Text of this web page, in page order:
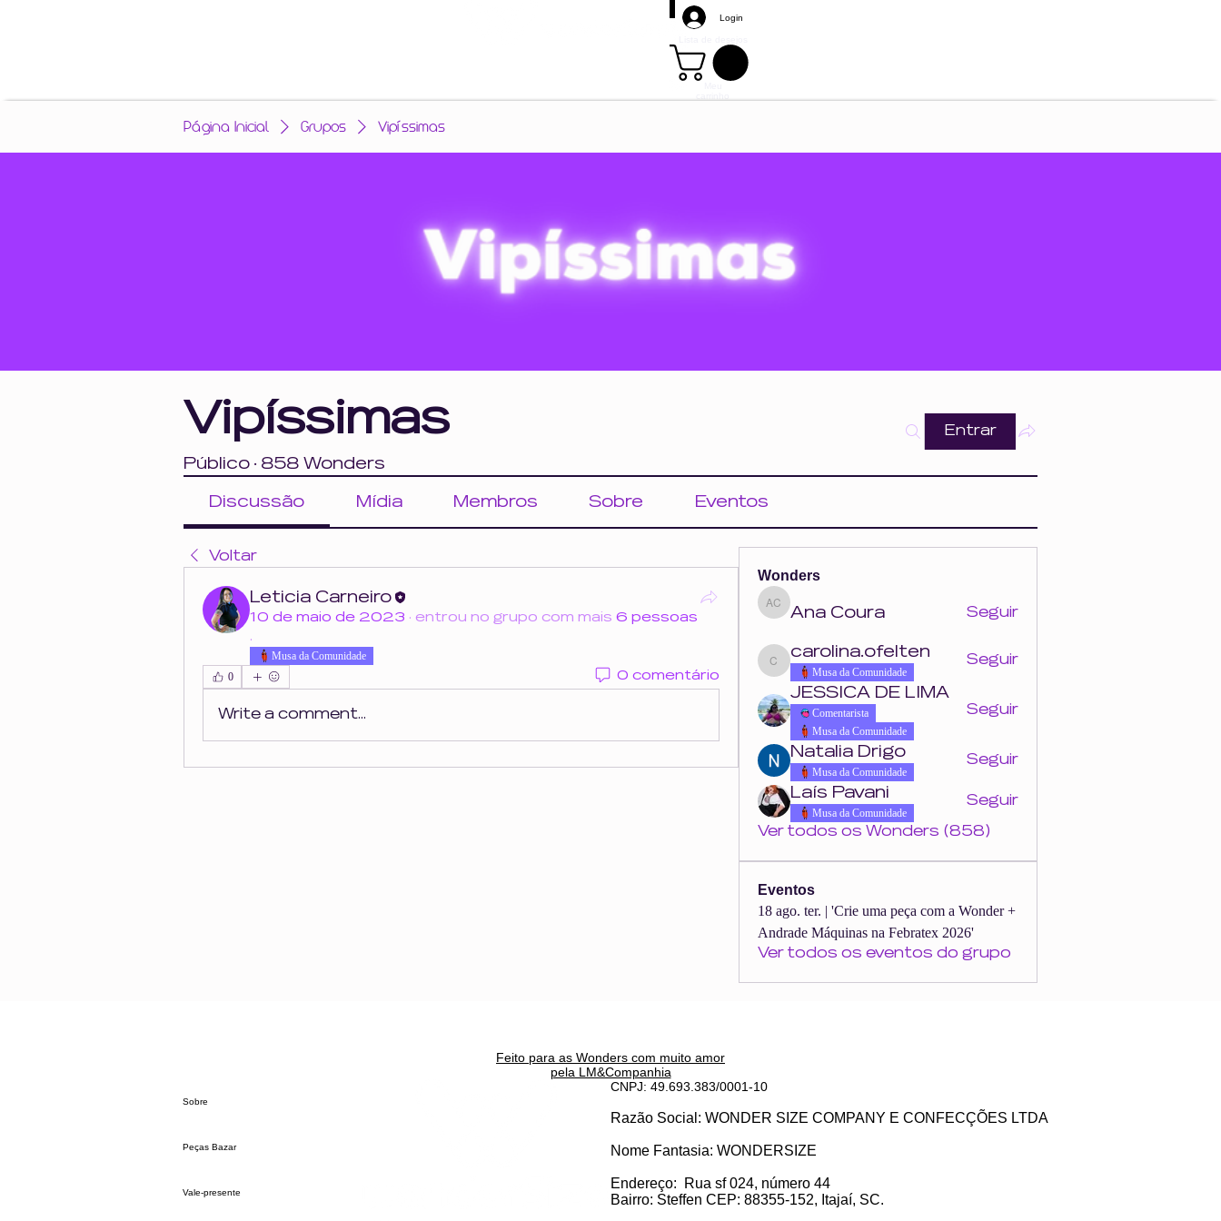
Login
Página Inicial Grupos Vipíssimas
Vipíssimas
Público · 858 Wonders
Entrar
Discussão Mídia Membros Sobre Eventos
Voltar
Leticia Carneiro
10 de maio de 2023 · entrou no grupo com mais 6 pessoas
.
Musa da Comunidade
0
0 comentário
Write a comment...
Wonders
Ana Coura
Ana Coura Seguir
carolina.ofelten
carolina.ofelten
Musa da Comunidade
Seguir
JESSICA DE LIMA
Comentarista
Musa da Comunidade
Seguir
Natalia Drigo
Musa da Comunidade
Seguir
Laís Pavani
Musa da Comunidade
Seguir
Ver todos os Wonders (858)
Eventos
18 ago. ter. | 'Crie uma peça com a Wonder +
Andrade Máquinas na Febratex 2026'
Ver todos os eventos do grupo
Feito para as Wonders com muito amor
pela LM&Companhia
Sobre
Peças Bazar
Vale-presente
CNPJ: 49.693.383/0001-10
Razão Social: WONDER SIZE COMPANY E CONFECÇÕES LTDA
Nome Fantasia: WONDERSIZE
Endereço:
Rua sf 024, número 44
Bairro: Steffen CEP: 88355-152, Itajaí, SC.